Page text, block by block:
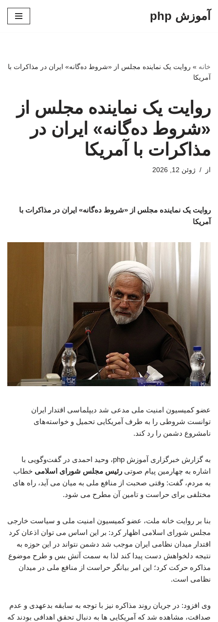
آموزش php
خانه » روایت یک نماینده مجلس از «شروط ده‌گانه» ایران در مذاکرات با
آمریکا
روایت یک نماینده مجلس از
«شروط ده‌گانه» ایران در
مذاکرات با آمریکا
از ژوئن 12, 2026
روایت یک نماینده مجلس از «شروط ده‌گانه» ایران در مذاکرات با
آمریکا
عضو کمیسیون امنیت ملی مدعی شد دیپلماسی اقتدار ایران
توانست شروطی را به طرف آمریکایی تحمیل و خواسته‌های
نامشروع دشمن را رد کند.
به گزارش خبرگزاری آموزش php، وحید احمدی در گفت‌وگویی با
اشاره به چهارمین پیام صوتی رئیس مجلس شورای اسلامی خطاب
به مردم، گفت: وقتی صحبت از منافع ملی به میان می آید، راه های
مختلفی برای حراست و تامین آن مطرح می شود.
بنا بر روایت خانه ملت، عضو کمیسیون امنیت ملی و سیاست خارجی
مجلس شورای اسلامی اظهار کرد: بر این اساس می توان اذعان کرد
اقتدار میدان نظامی ایران موجب شد دشمن نتواند در این حوزه به
نتیجه دلخواهش دست پیدا کند لذا به سمت آتش بس و طرح موضوع
مذاکره حرکت کرد؛ این امر بیانگر حراست از منافع ملی در میدان
نظامی است.
وی افزود: در جریان روند مذاکره نیز با توجه به سابقه بدعهدی و عدم
صداقت، مشاهده شد که آمریکایی ها به دنبال تحقق اهدافی بودند که